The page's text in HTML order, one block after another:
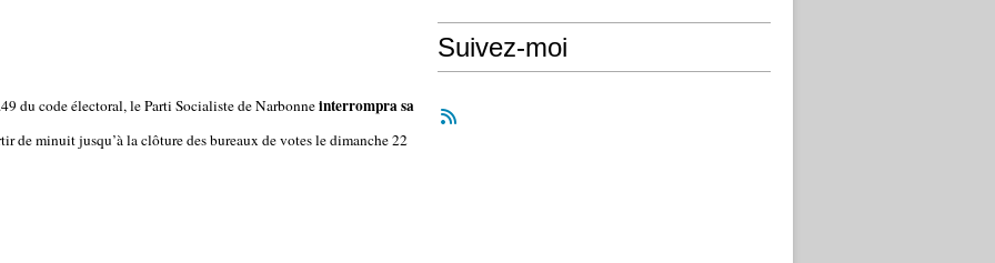
du code électoral, le Parti Socialiste de Narbonneinterrompra sa
de minuit jusqu’à la clôture des bureaux de votes le dimanche 22
Suivez-moi